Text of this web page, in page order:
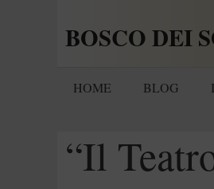
BOSCO DEI
HOME BLOG
“Il